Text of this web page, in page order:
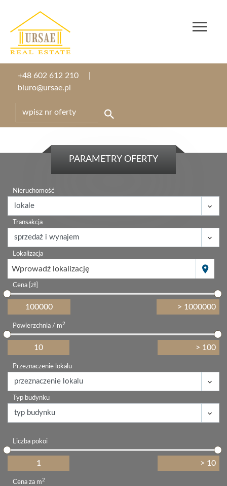
+48 602 612 210
biuro@ursae.pl
PARAMETRY OFERTY
Nieruchomość
Transakcja
Lokalizacja
Wprowadź lokalizację
Cena [zł]
Powierzchnia / m2
Przeznaczenie lokalu
Typ budynku
Liczba pokoi
Cena za m2